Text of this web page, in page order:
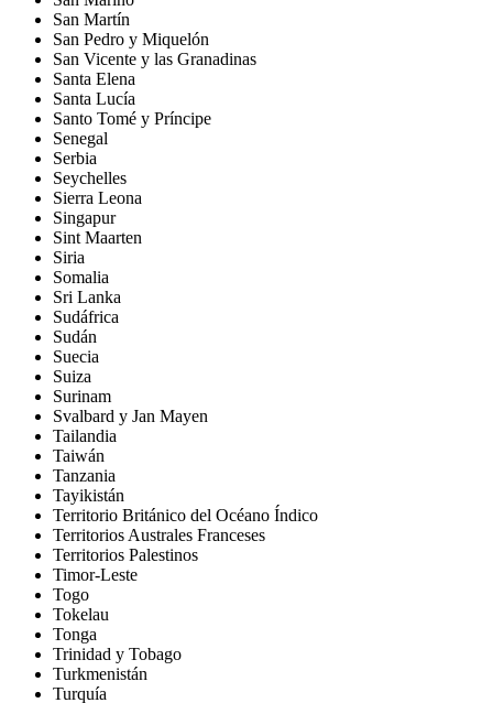
San Martín
San Pedro y Miquelón
San Vicente y las Granadinas
Santa Elena
Santa Lucía
Santo Tomé y Príncipe
Senegal
Serbia
Seychelles
Sierra Leona
Singapur
Sint Maarten
Siria
Somalia
Sri Lanka
Sudáfrica
Sudán
Suecia
Suiza
Surinam
Svalbard y Jan Mayen
Tailandia
Taiwán
Tanzania
Tayikistán
Territorio Británico del Océano Índico
Territorios Australes Franceses
Territorios Palestinos
Timor-Leste
Togo
Tokelau
Tonga
Trinidad y Tobago
Turkmenistán
Turquía